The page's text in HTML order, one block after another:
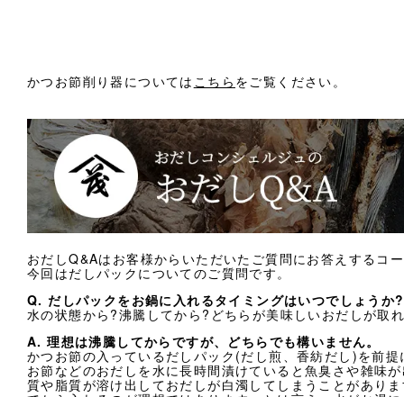
かつお節削り器については こちら をご覧ください。
おだしQ&Aはお客様からいただいたご質問にお答えするコ
今回はだしパックについてのご質問です。
Q. だしパックをお鍋に入れるタイミングはいつでしょうか?
水の状態から?沸騰してから?どちらが美味しいおだしが取
A. 理想は沸騰してからですが、どちらでも構いません。
かつお節の入っているだしパック(だし煎、香紡だし)を前
お節などのおだしを水に長時間漬けていると魚臭さや雑味
質や脂質が溶け出しておだしが白濁してしまうことがあり